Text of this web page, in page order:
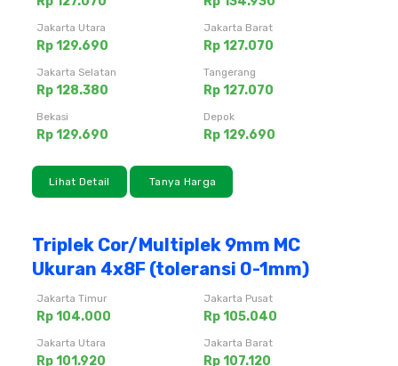
Jakarta Utara
Rp 129.690
Jakarta Barat
Rp 127.070
Jakarta Selatan
Rp 128.380
Tangerang
Rp 127.070
Bekasi
Rp 129.690
Depok
Rp 129.690
Lihat Detail Tanya Harga
Triplek Cor/Multiplek 9mm MC
Ukuran 4x8F (toleransi 0-1mm)
Jakarta Timur
Rp 104.000
Jakarta Pusat
Rp 105.040
Jakarta Utara
Rp 101.920
Jakarta Barat
Rp 107.120